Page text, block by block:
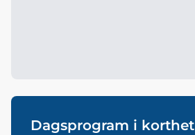
Dagsprogram i korthet